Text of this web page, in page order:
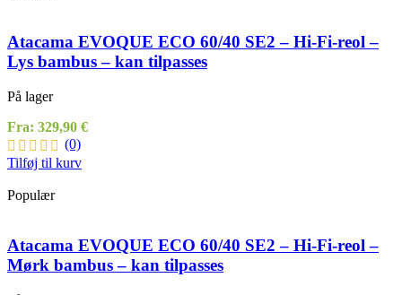
Atacama EVOQUE ECO 60/40 SE2 – Hi-Fi-reol –
Lys bambus – kan tilpasses
På lager
Fra: 329,90 €
(0)
Tilføj til kurv
Populær
Atacama EVOQUE ECO 60/40 SE2 – Hi-Fi-reol –
Mørk bambus – kan tilpasses